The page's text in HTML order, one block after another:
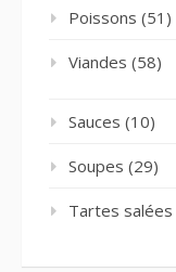
Poissons (51)
Viandes (58)
Sauces (10)
Soupes (29)
Tartes salées